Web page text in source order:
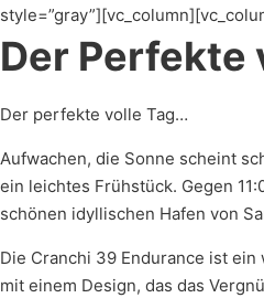
Der Perfekte
Der perfekte volle Tag…
Aufwachen, die Sonne scheint
ein leichtes Frühstück. Gegen
schönen idyllischen Hafen von
Die Cranchi 39 Endurance ist
mit einem Design, das das